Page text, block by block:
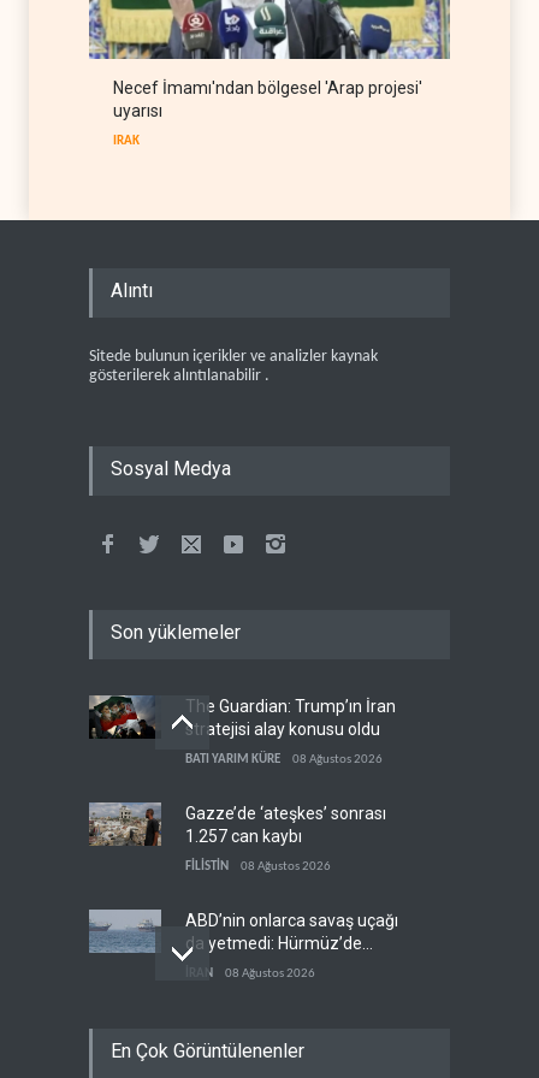
Necef İmamı'ndan bölgesel 'Arap projesi'
uyarısı
IRAK
Alıntı
Sitede bulunun içerikler ve analizler kaynak
gösterilerek alıntılanabilir .
Sosyal Medya
Son yüklemeler
The Guardian: Trump’ın İran
stratejisi alay konusu oldu
BATI YARIM KÜRE 08 Ağustos 2026
Gazze’de ‘ateşkes’ sonrası
1.257 can kaybı
FİLİSTİN 08 Ağustos 2026
ABD’nin onlarca savaş uçağı
da yetmedi: Hürmüz’de
gemi vuruldu
İRAN 08 Ağustos 2026
'Arap projesi' uyarısı
En Çok Görüntülenenler